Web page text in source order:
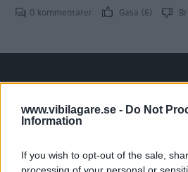
www.vibilagare.se - Do Not
Information
If you wish to opt-out of the sale,
processing of your personal or
0 kommentarer Gasa (6)
Tester: De senaste vi kört